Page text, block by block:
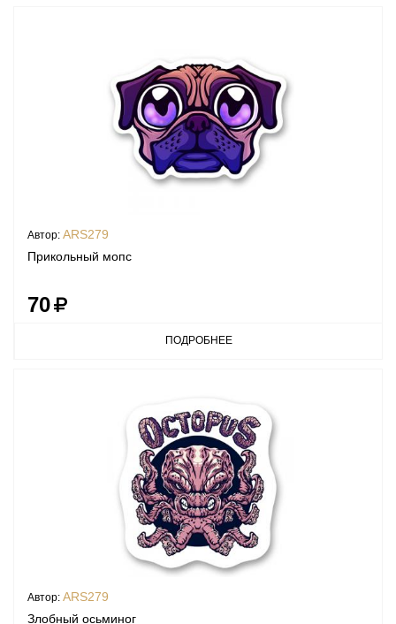
Автор: ARS279
Прикольный мопс
70
ПОДРОБНЕЕ
Автор: ARS279
Злобный осьминог